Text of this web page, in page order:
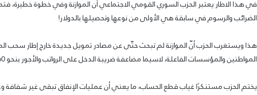
في هذا الاطار يعتبر الحزب السوري القومي الاجتماعي أن الموازنة وفي خطوة خطيرة،
الضرائب والرسوم في سابقة هي الأولى من نوعها وتحصيلها بالدولار!
هذا ويستغرب الحزب أنّ الموازنة لم تبحث حتّى عن مصادر تمويل جديدة خارج إطار سحب
المواطنين والمؤسسات الفاعلة، لاسيما مضاعفة ضريبة الدخل على الرواتب والأجور بنحو 60 ضعفاً.
يختم الحزب مستنكرًا غياب قطع الحساب، ما يعني أن عمليات الإنفاق تبقى غير شفافة